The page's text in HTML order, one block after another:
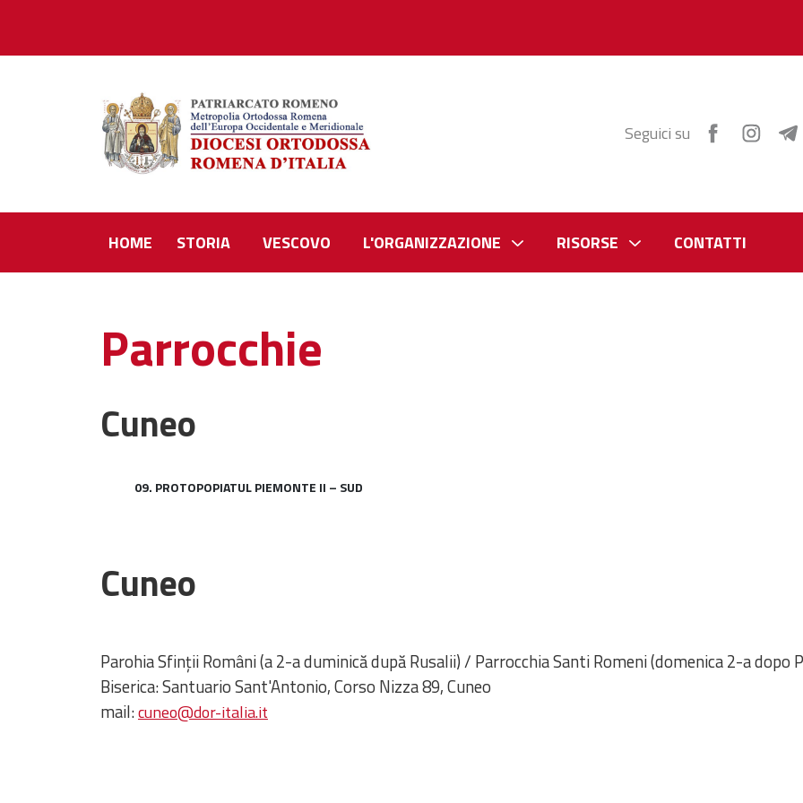
Seguici su
HOME STORIA VESCOVO L'ORGANIZZAZIONE RISORSE CONTATTI
Parrocchie
Cuneo
09. PROTOPOPIATUL PIEMONTE II – SUD
Cuneo
Parohia Sfinţii Români (a 2-a duminică după Rusalii) / Parrocchia Santi Romeni (domenica 2-a dopo
Biserica: Santuario Sant'Antonio, Corso Nizza 89, Cuneo
mail:cuneo@dor-italia.it